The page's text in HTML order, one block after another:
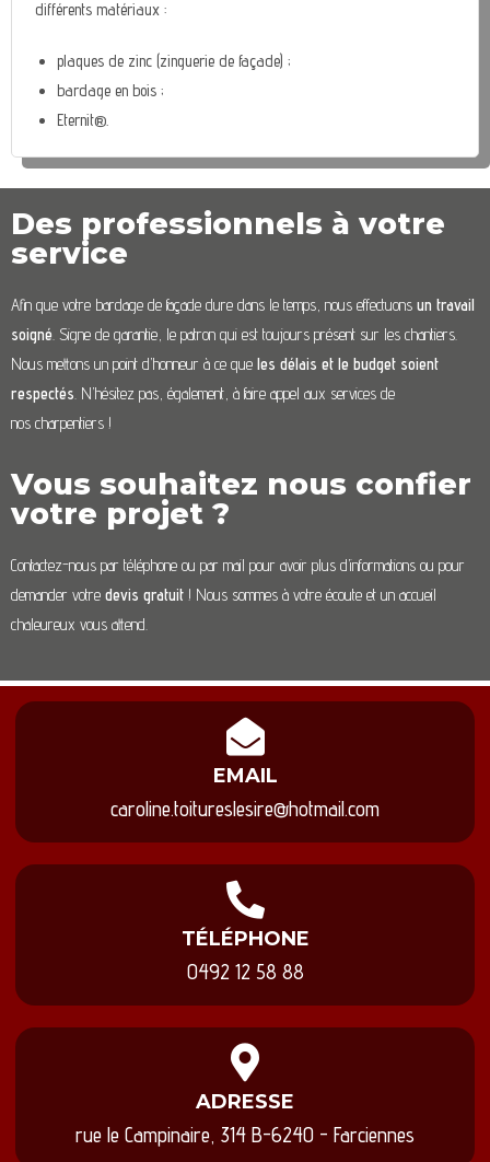
différents matériaux :
plaques de zinc (zinguerie de façade) ;
bardage en bois ;
Eternit®.
Des professionnels à votre
service
Afin que votre bardage de façade dure dans le temps, nous effectuons un travail
soigné . Signe de garantie, le patron qui est toujours présent sur les chantiers.
Nous mettons un point d’honneur à ce que les délais et le budget soient
respectés . N’hésitez pas, également, à faire appel aux services de
nos charpentiers !
Vous souhaitez nous confier
votre projet ?
Contactez-nous par téléphone ou par mail pour avoir plus d’informations ou pour
demander votre devis gratuit ! Nous sommes à votre écoute et un accueil
chaleureux vous attend.
EMAIL
caroline.toitureslesire@hotmail.com
TÉLÉPHONE
0492 12 58 88
ADRESSE
rue le Campinaire, 314 B-6240 - Farciennes